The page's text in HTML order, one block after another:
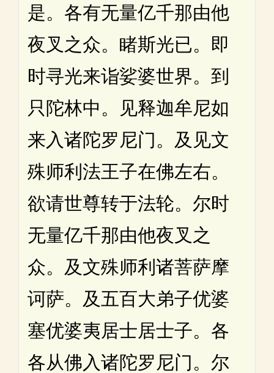
是。各有无量亿千那由他
夜叉之众。睹斯光已。即
时寻光来诣娑婆世界。到
只陀林中。见释迦牟尼如
来入诸陀罗尼门。及见文
殊师利法王子在佛左右。
欲请世尊转于法轮。尔时
无量亿千那由他夜叉之
众。及文殊师利诸菩萨摩
诃萨。及五百大弟子优婆
塞优婆夷居士居士子。各
各从佛入诸陀罗尼门。尔